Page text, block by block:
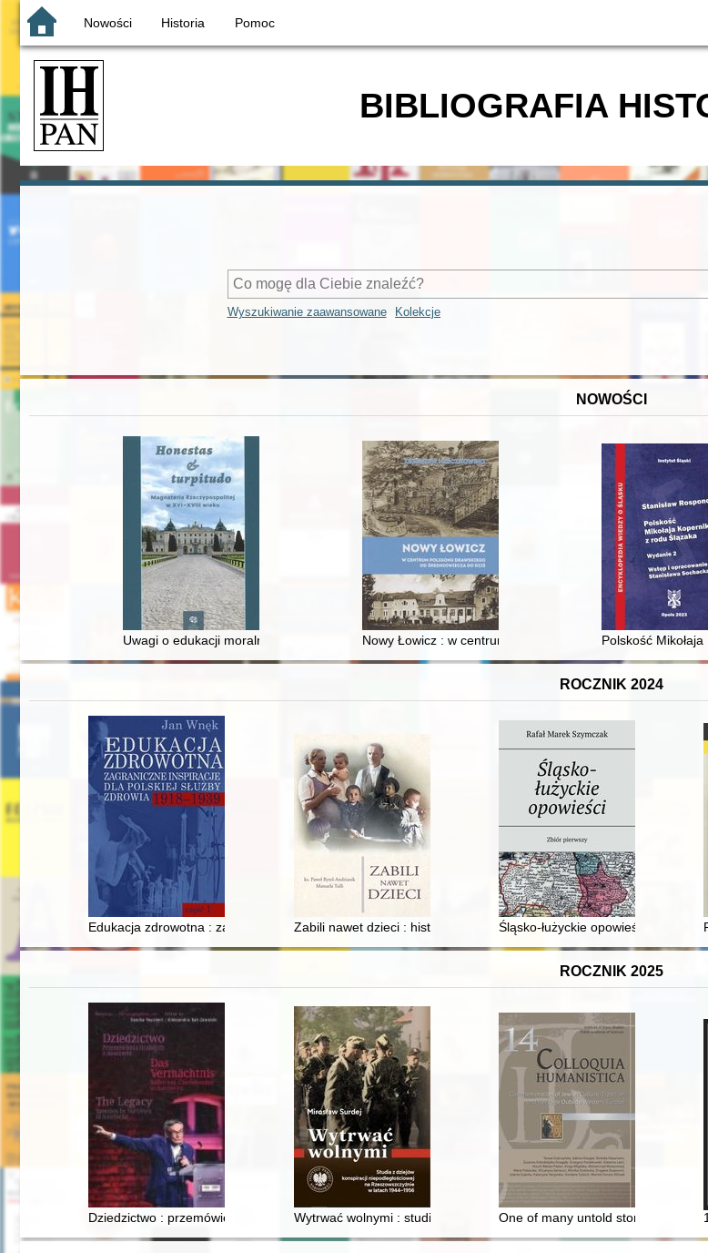
Nowości Historia Pomoc
BIBLIOGRAFIA
Wyszukiwanie zaawansowane Kolekcje
NOWOŚCI
Uwagi o edukacji moralnej synów szlacheckich w XVI-wiecznej Rzeczypospolitej
Nowy Łowicz : w centrum poligonu drawskiego od
Polskość
ROCZNIK 2024
Edukacja zdrowotna : zagraniczne inspiracje dla polskiej służby zdrowia : 1918-1939. Cz. 1
Zabili nawet dzieci : historia rodziny Ulmów, męczenników, którzy
Śląsko-łużyckie opowieści : zbiór
ROCZNIK 2025
Dziedzictwo : przemówienia Ocalałych z Auschwitz = Das Vermächtnis : Reden von Überlebenden in
Wytrwać wolnymi : studia z dziejów konspiracji niepodległościowej na
One of many untold stories of